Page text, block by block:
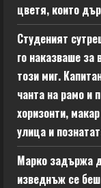
цветя, които
Студеният
го наказваше за
този миг.
чанта на рамо и
хоризонти,
улица и
Марко задържа
изведнъж се